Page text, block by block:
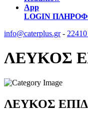
App
LOGIN
info@caterplus.gr-
ΛΕΥΚΟΣ
ΛΕΥΚΟΣ